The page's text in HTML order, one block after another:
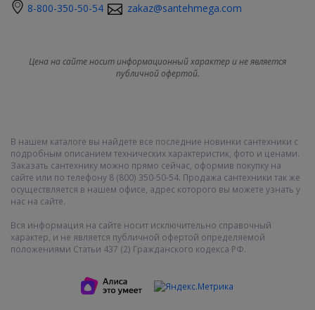
8-800-350-50-54 zakaz@santehmega.com
Цена на сайте носит информационный характер и не является
публичной офертой.
В нашем каталоге вы найдете все последние новинки сантехники с
подробным описанием технических характеристик, фото и ценами.
Заказать сантехнику можно прямо сейчас, оформив покупку на
сайте или по телефону 8 (800) 350-50-54. Продажа сантехники так же
осуществляется в нашем офисе, адрес которого вы можете узнать у
нас на сайте.
Вся информация на сайте носит исключительно справочный
характер, и не является публичной офертой определяемой
положениями Статьи 437 (2) Гражданского кодекса РФ.